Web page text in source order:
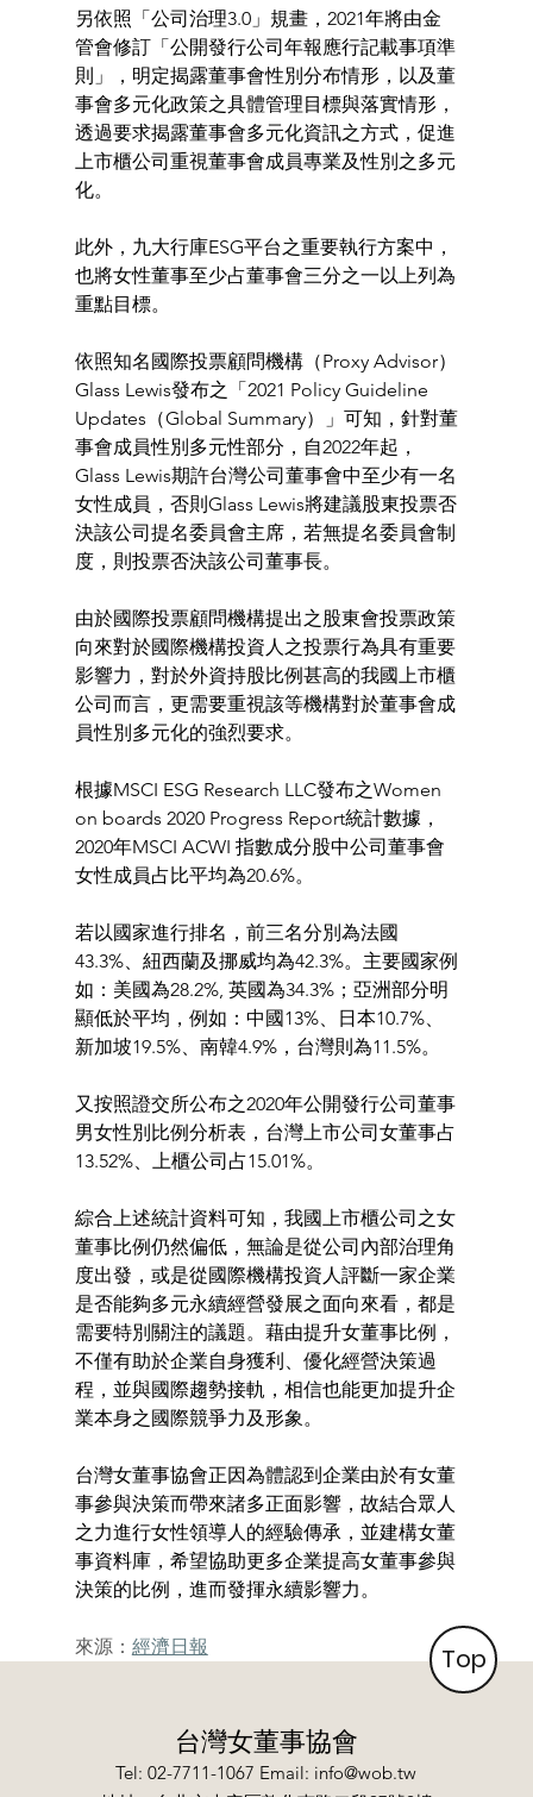
另依照「公司治理3.0」規畫，2021年將由金
管會修訂「公開發行公司年報應行記載事項準
則」，明定揭露董事會性別分布情形，以及董
事會多元化政策之具體管理目標與落實情形，
透過要求揭露董事會多元化資訊之方式，促進
上市櫃公司重視董事會成員專業及性別之多元
化。
此外，九大行庫ESG平台之重要執行方案中，
也將女性董事至少占董事會三分之一以上列為
重點目標。
依照知名國際投票顧問機構（Proxy Advisor）
Glass Lewis發布之「2021 Policy Guideline
Updates（Global Summary）」可知，針對董
事會成員性別多元性部分，自2022年起，
Glass Lewis期許台灣公司董事會中至少有一名
女性成員，否則Glass Lewis將建議股東投票否
決該公司提名委員會主席，若無提名委員會制
度，則投票否決該公司董事長。
由於國際投票顧問機構提出之股東會投票政策
向來對於國際機構投資人之投票行為具有重要
影響力，對於外資持股比例甚高的我國上市櫃
公司而言，更需要重視該等機構對於董事會成
員性別多元化的強烈要求。
根據MSCI ESG Research LLC發布之Women
on boards 2020 Progress Report統計數據，
2020年MSCI ACWI 指數成分股中公司董事會
女性成員占比平均為20.6%。
若以國家進行排名，前三名分別為法國
43.3%、紐西蘭及挪威均為42.3%。主要國家例
如：美國為28.2%, 英國為34.3%；亞洲部分明
顯低於平均，例如：中國13%、日本10.7%、
新加坡19.5%、南韓4.9%，台灣則為11.5%。
又按照證交所公布之2020年公開發行公司董事
男女性別比例分析表，台灣上市公司女董事占
13.52%、上櫃公司占15.01%。
綜合上述統計資料可知，我國上市櫃公司之女
董事比例仍然偏低，無論是從公司內部治理角
度出發，或是從國際機構投資人評斷一家企業
是否能夠多元永續經營發展之面向來看，都是
需要特別關注的議題。藉由提升女董事比例，
不僅有助於企業自身獲利、優化經營決策過
程，並與國際趨勢接軌，相信也能更加提升企
業本身之國際競爭力及形象。
台灣女董事協會正因為體認到企業由於有女董
事參與決策而帶來諸多正面影響，故結合眾人
之力進行女性領導人的經驗傳承，並建構女董
事資料庫，希望協助更多企業提高女董事參與
決策的比例，進而發揮永續影響力。
來源： 經濟日報
台灣女董事協會
Tel: 02-7711-1067 Email: info@wob.tw
Top